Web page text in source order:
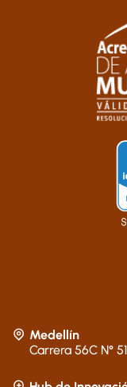
Medellín
Carrera 56C N°